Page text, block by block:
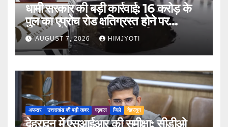
धामी सरकार की बड़ी कार्रवाई: 16 करोड़ के
पुल का एप्रोच रोड क्षतिग्रस्त होने पर
PWD के तीन इंजीनियर निलंबित
AUGUST 7, 2026 HIMJYOTI
अफसर उत्तराखंड की बड़ी खबर गढ़वाल जिले देहरादून
देहरादून में एसआईआर की समीक्षा: सीडीओ